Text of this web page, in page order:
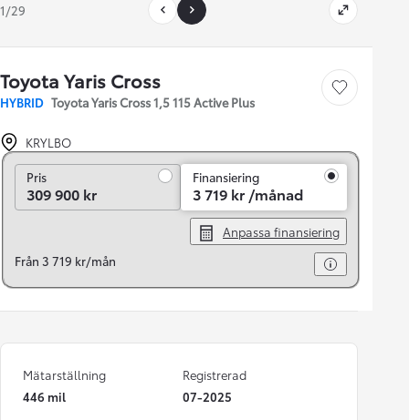
1/29
Toyota Yaris Cross
HYBRID Toyota Yaris Cross 1,5 115 Active Plus
Save car
KRYLBO
PrisPris
309 900 kr
Finansiering
3 719 kr /månad
Anpassa finansiering
Från 3 719 kr/mån
Mätarställning
446 mil
Registrerad
07-2025